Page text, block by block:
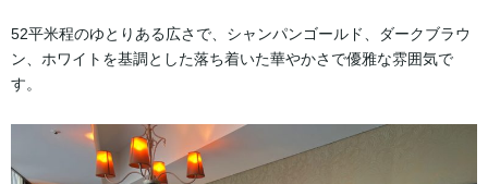
52平米程のゆとりある広さで、シャンパンゴールド、ダークブラウ
ン、ホワイトを基調とした落ち着いた華やかさで優雅な雰囲気で
す。